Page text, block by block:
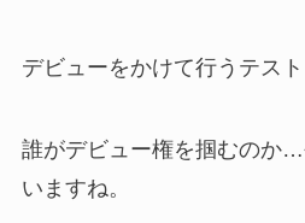
デビューをかけて行うテスト
誰がデビュー権を掴むのか
いますね。